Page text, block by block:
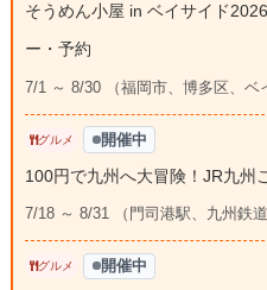
そうめん小屋 in ベイサイド
ー・予約
7/1 ～ 8/30 （福岡市、博多区、ベ
グルメ 開催中
100円で九州へ大冒険！JR九州
7/18 ～ 8/31 （門司港駅、九州鉄道
グルメ 開催中